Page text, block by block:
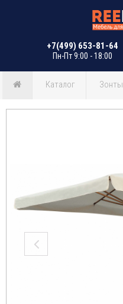
+7(499) 653-81-64
Пн-Пт 9:00 - 18:00
Каталог Зонты